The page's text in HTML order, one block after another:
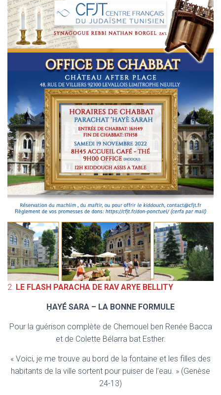
2. LE FLASH PARACHA DE RAV ARYE BELLITY
ḤAYÉ SARA – LA BONNE FORMULE
Pour la guérison complète de Chemouel ben Renée Bacca
et de Colette Bélarra bat Esther.
« Voici, je me trouve au bord de la fontaine et les filles des
habitants de la ville sortent pour puiser de l’eau. » (Genèse
24-13)